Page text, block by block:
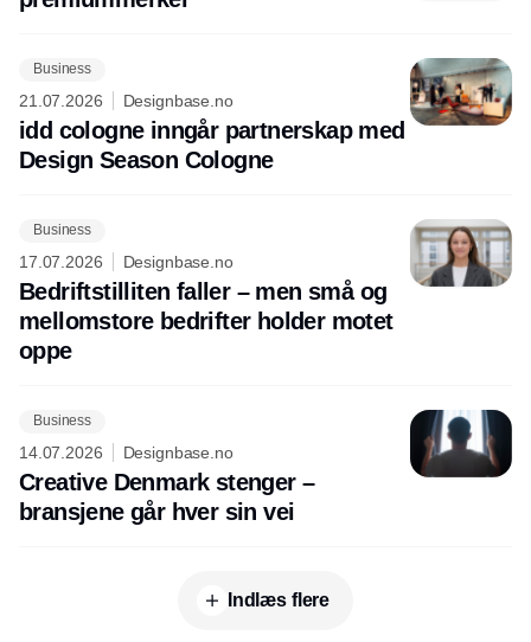
Business
21.07.2026 Designbase.no
idd cologne inngår partnerskap med
Design Season Cologne
Business
17.07.2026 Designbase.no
Bedriftstilliten faller – men små og
mellomstore bedrifter holder motet
oppe
Business
14.07.2026 Designbase.no
Creative Denmark stenger –
bransjene går hver sin vei
Indlæs flere